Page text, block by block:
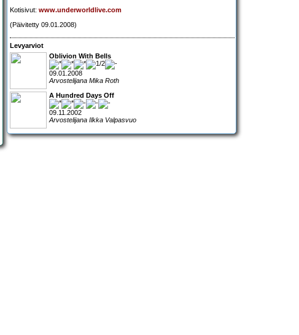
Kotisivut: www.underworldlive.com
(Päivitetty 09.01.2008)
Levyarviot
Oblivion With Bells
09.01.2008
Arvostelijana Mika Roth
A Hundred Days Off
09.11.2002
Arvostelijana Ilkka Valpasvuo